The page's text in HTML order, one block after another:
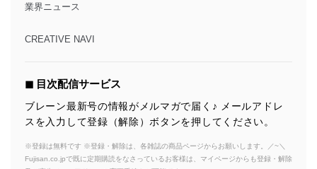
業界ニュース
CREATIVE NAVI
◼︎ 目次配信サービス
ブレーン最新号の情報がメルマガで届く♪ メールアドレ
スを入力して登録（解除）ボタンを押してください。
※登録は無料です ※登録・解除は、各雑誌の商品ページからお願いします。／~＼
Fujisan.co.jpで既に定期購読をなさっているお客様は、マイページからも登録・解除